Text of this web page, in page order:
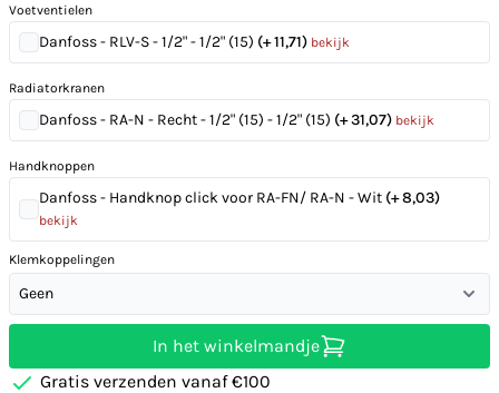
Voetventielen
Danfoss - RLV-S - 1/2" - 1/2" (15) (+ 11,71) bekijk
Radiatorkranen
Danfoss - RA-N - Recht - 1/2" (15) - 1/2" (15) (+ 31,07) bekijk
Handknoppen
Danfoss - Handknop click voor RA-FN/ RA-N - Wit (+ 8,03)
bekijk
Klemkoppelingen
Geen
In het winkelmandje
Gratis verzenden vanaf €100